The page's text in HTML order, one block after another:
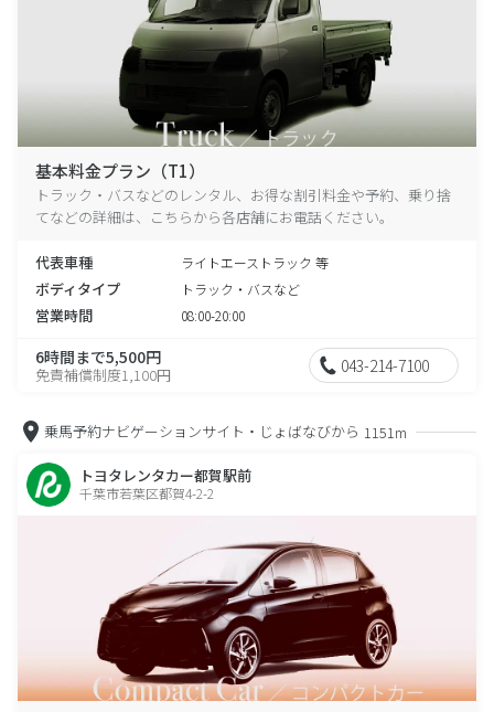
基本料金プラン（T1）
トラック・バスなどのレンタル、お得な割引料金や予約、乗り捨
てなどの詳細は、こちらから各店舗にお電話ください。
代表車種 ライトエーストラック 等
ボディタイプ トラック・バスなど
営業時間 08:00-20:00
6時間まで5,500円
免責補償制度1,100円 043-214-7100
乗馬予約ナビゲーションサイト・じょばなびから 1151m
トヨタレンタカー都賀駅前
千葉市若葉区都賀4-2-2